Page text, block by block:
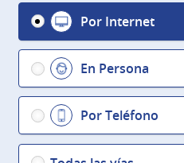
Por Internet
En Persona
Por Teléfono